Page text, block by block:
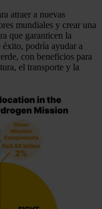
atraer a nuevas
mundiales y crear una
que garanticen la
podría ayudar a
con beneficios para
el transporte y la